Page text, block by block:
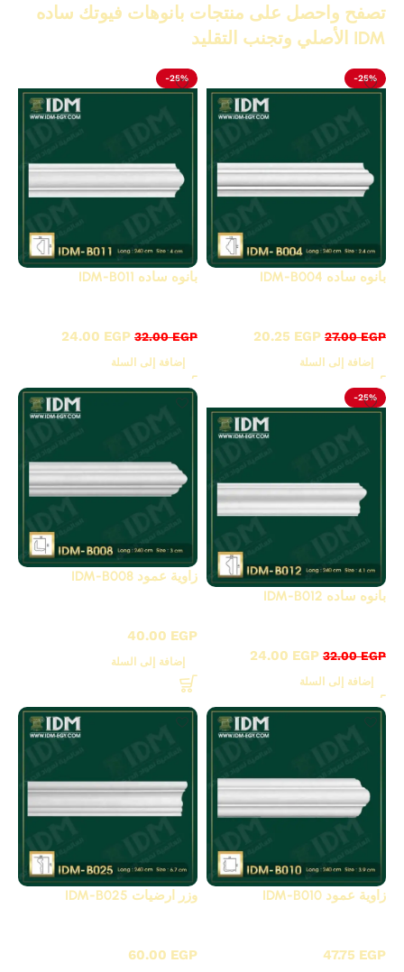
تصفح واحصل على منتجات بانوهات فيوتك ساده
IDM الأصلي وتجنب التقليد
-25%
بانوه ساده IDM-B004
27.00EGP
20.25 EGP
إضافة إلى السلة
-25%
بانوه ساده IDM-B011
32.00EGP
24.00 EGP
إضافة إلى السلة
-25%
بانوه ساده IDM-B012
32.00EGP
24.00 EGP
إضافة إلى السلة
زاوية عمود IDM-B008
40.00 EGP
إضافة إلى السلة
زاوية عمود IDM-B010
47.75 EGP
وزر ارضيات IDM-B025
60.00 EGP